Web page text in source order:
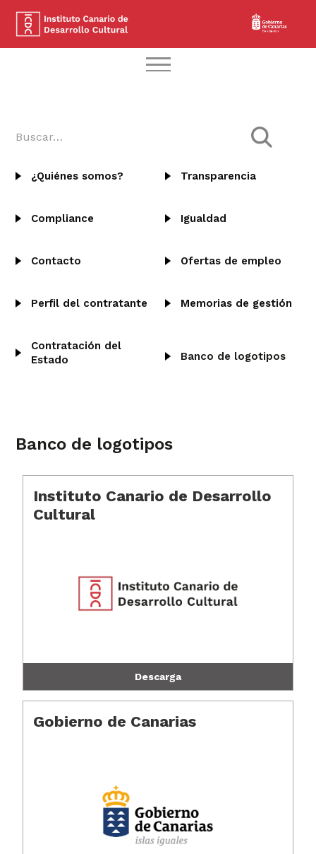
¿Quiénes somos? Transparencia
Compliance Igualdad
Contacto Ofertas de empleo
Perfil del contratante Memorias de gestión
Contratación del
Estado
Banco de logotipos
Banco de logotipos
Instituto Canario de Desarrollo
Cultural
Descarga
Gobierno de Canarias